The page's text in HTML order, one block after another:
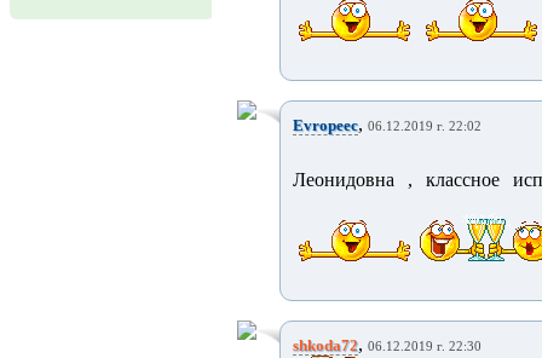
Evropeec, 06.12.2019 г. 22:02
Леонидовна , классное
shkoda72, 06.12.2019 г. 22:30